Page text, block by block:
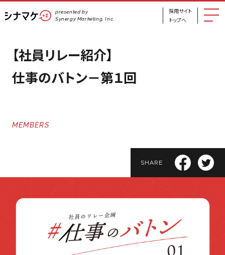
presented by
Synergy Marketing, Inc.
採用サイト
トップへ
【社員リレー紹介】
仕事のバトン－第１回
MEMBERS
SHARE